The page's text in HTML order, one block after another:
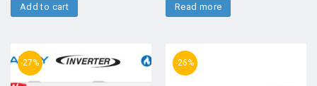
Add to cart Read more
-27% -26%